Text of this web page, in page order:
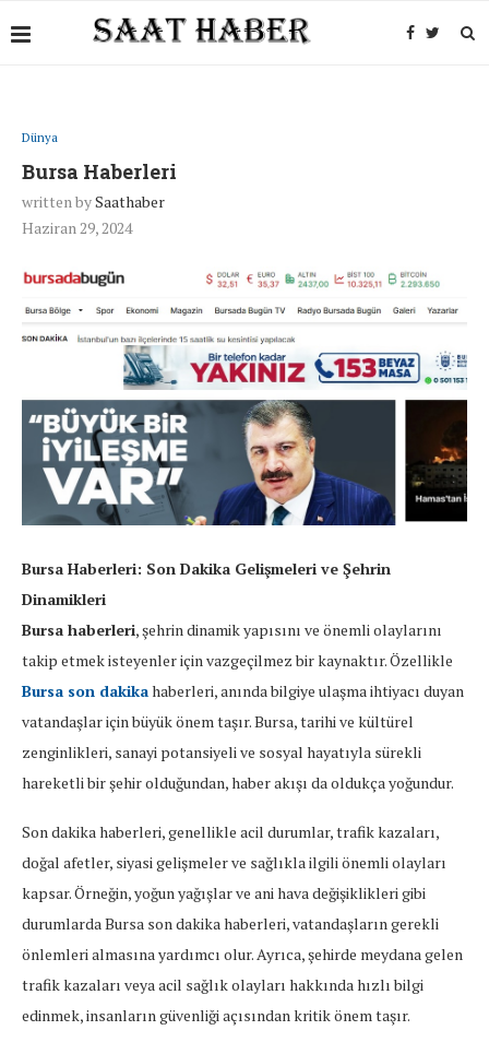
Dünya
Bursa Haberleri
written bySaathaber
Haziran 29, 2024
Bursa Haberleri: Son Dakika Gelişmeleri ve Şehrin
Dinamikleri
Bursa haberleri, şehrin dinamik yapısını ve önemli olaylarını
takip etmek isteyenler için vazgeçilmez bir kaynaktır. Özellikle
Bursa son dakikahaberleri, anında bilgiye ulaşma ihtiyacı duyan
vatandaşlar için büyük önem taşır. Bursa, tarihi ve kültürel
zenginlikleri, sanayi potansiyeli ve sosyal hayatıyla sürekli
hareketli bir şehir olduğundan, haber akışı da oldukça yoğundur.
Son dakika haberleri, genellikle acil durumlar, trafik kazaları,
doğal afetler, siyasi gelişmeler ve sağlıkla ilgili önemli olayları
kapsar. Örneğin, yoğun yağışlar ve ani hava değişiklikleri gibi
durumlarda Bursa son dakika haberleri, vatandaşların gerekli
önlemleri almasına yardımcı olur. Ayrıca, şehirde meydana gelen
trafik kazaları veya acil sağlık olayları hakkında hızlı bilgi
edinmek, insanların güvenliği açısından kritik önem taşır.